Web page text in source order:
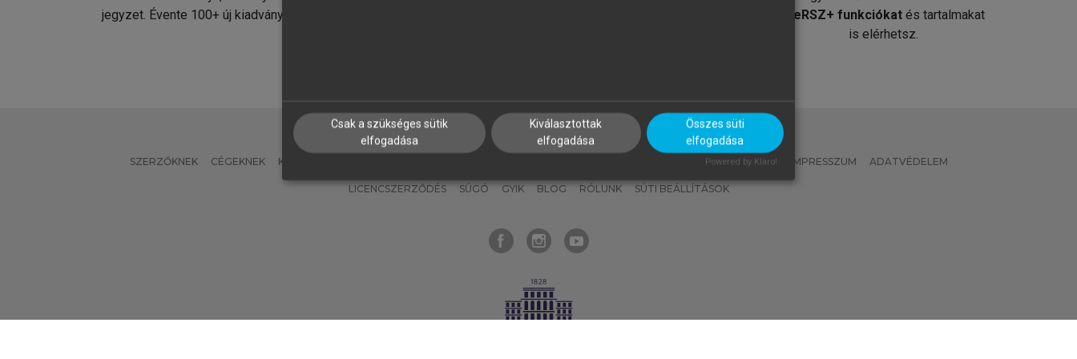
jegyzet. Évente 100+ új kiadvány.
MeRSZ+ funkciókat és tartalmakat
is elérhetsz.
SZERZŐKNEK CÉGEKNEK KÖNYVTÁROSOKNAK MI – ÁLTALÁNOS IRÁNYELVEK IMPRESSZUM ADATVÉDELEM
LICENCSZERZŐDÉS SÚGÓ GYIK BLOG RÓLUNK SÜTI BEÁLLÍTÁSOK
Csak a szükséges sütik
elfogadása
Kiválasztottak
elfogadása
Összes süti
elfogadása
Powered by Klaro!